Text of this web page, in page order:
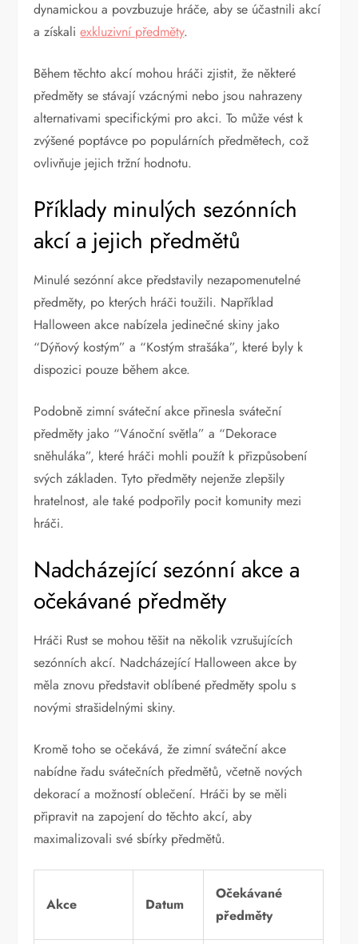
dynamickou a povzbuzuje hráče, aby se účastnili akcí
a získaliexkluzivní předměty.
Během těchto akcí mohou hráči zjistit, že některé
předměty se stávají vzácnými nebo jsou nahrazeny
alternativami specifickými pro akci. To může vést k
zvýšené poptávce po populárních předmětech, což
ovlivňuje jejich tržní hodnotu.
Příklady minulých sezónních
akcí a jejich předmětů
Minulé sezónní akce představily nezapomenutelné
předměty, po kterých hráči toužili. Například
Halloween akce nabízela jedinečné skiny jako
“Dýňový kostým” a “Kostým strašáka”, které byly k
dispozici pouze během akce.
Podobně zimní sváteční akce přinesla sváteční
předměty jako “Vánoční světla” a “Dekorace
sněhuláka”, které hráči mohli použít k přizpůsobení
svých základen. Tyto předměty nejenže zlepšily
hratelnost, ale také podpořily pocit komunity mezi
hráči.
Nadcházející sezónní akce a
očekávané předměty
Hráči Rust se mohou těšit na několik vzrušujících
sezónních akcí. Nadcházející Halloween akce by
měla znovu představit oblíbené předměty spolu s
novými strašidelnými skiny.
Kromě toho se očekává, že zimní sváteční akce
nabídne řadu svátečních předmětů, včetně nových
dekorací a možností oblečení. Hráči by se měli
připravit na zapojení do těchto akcí, aby
maximalizovali své sbírky předmětů.
Akce Datum
Očekávané
předměty